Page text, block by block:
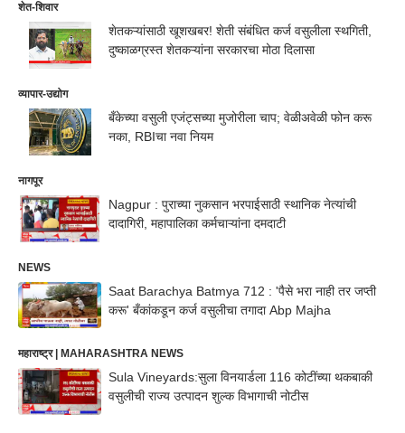
शेत-शिवार
शेतकऱ्यांसाठी खूशखबर! शेती संबंधित कर्ज वसुलीला स्थगिती,
दुष्काळग्रस्त शेतकऱ्यांना सरकारचा मोठा दिलासा
व्यापार-उद्योग
बँकेच्या वसुली एजंट्सच्या मुजोरीला चाप; वेळीअवेळी फोन करू
नका, RBIचा नवा नियम
नागपूर
Nagpur : पुराच्या नुकसान भरपाईसाठी स्थानिक नेत्यांची
दादागिरी, महापालिका कर्मचाऱ्यांना दमदाटी
NEWS
Saat Barachya Batmya 712 : 'पैसे भरा नाही तर जप्ती
करू' बँकांकडून कर्ज वसुलीचा तगादा Abp Majha
महाराष्ट्र | MAHARASHTRA NEWS
Sula Vineyards:सुला विनयार्डला 116 कोटींच्या थकबाकी
वसुलीची राज्य उत्पादन शुल्क विभागाची नोटीस